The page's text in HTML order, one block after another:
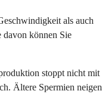
als auch
können Sie
stoppt nicht mit
Ältere Spermien neigen